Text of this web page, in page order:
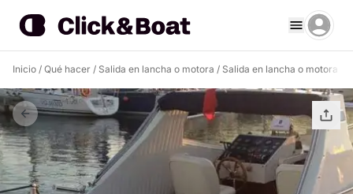
Inicio / Qué hacer / Salida en lancha o motora / Salida en lancha o motora